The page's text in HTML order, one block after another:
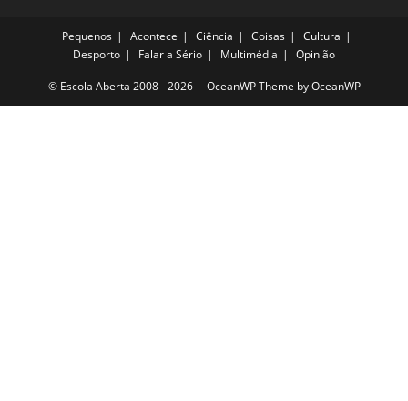
+ Pequenos Acontece Ciência Coisas
Cultura
Desporto
Falar a Sério Multimédia Opinião
© Escola Aberta 2008 - 2026 ─ OceanWP Theme by OceanWP